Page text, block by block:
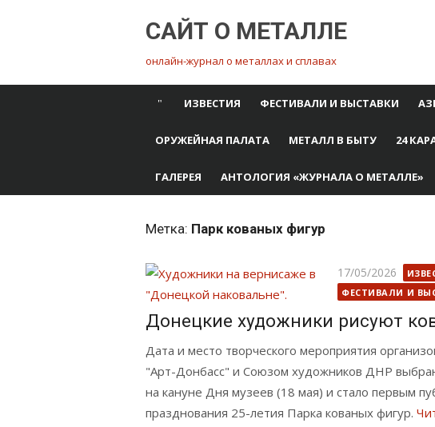
САЙТ О МЕТАЛЛЕ
онлайн-журнал о металлах и сплавах
ИЗВЕСТИЯ ФЕСТИВАЛИ И ВЫСТАВКИ
ОРУЖЕЙНАЯ ПАЛАТА МЕТАЛЛ В БЫТУ 24
ГАЛЕРЕЯ АНТОЛОГИЯ «ЖУРНАЛА О МЕТАЛЛЕ»
Метка: Парк кованых фигур
Опубликовано
17/05/2026
ФЕСТИВАЛИ И
Донецкие художники рисуют
Дата и место творческого мероприятия
"Арт-Донбасс" и Союзом художников ДНР
на кануне Дня музеев (18 мая) и стало первым
празднования 25-летия Парка кованых фигур.